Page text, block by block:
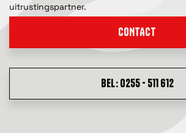
uitrustingspartner.
CONTACT
BEL: 0255 - 511 612